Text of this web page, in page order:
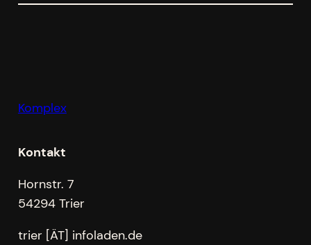
Komplex
Kontakt
Hornstr. 7
54294 Trier
trier [ÄT] infoladen.de